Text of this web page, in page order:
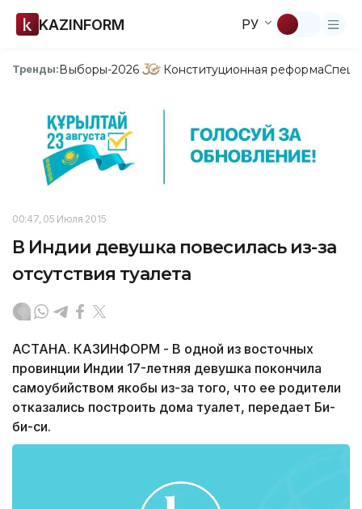
KAZINFORM РУ
Тренды:Выборы-2026 Конституционная реформа
00:47, 05 Июля 2015
В Индии девушка повесилась из-за
отсутствия туалета
АСТАНА. КАЗИНФОРМ - В одной из восточных
провинции Индии 17-летняя девушка покончила
самоубийством якобы из-за того, что ее родители
отказались построить дома туалет, передает Би-
би-си.